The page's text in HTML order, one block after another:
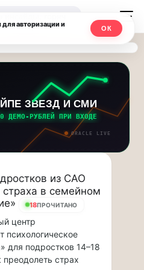
ЗВЕЗД И СМИ
ДЕМО-РУБЛЕЙ ПРИ ВХОДЕ
ORACLE LIVE
из САО
страха в семейном
18ПРОЧИТАНО
центр
психологическое
для подростков 14–18
преодолеть страх
авторизации и
ОК